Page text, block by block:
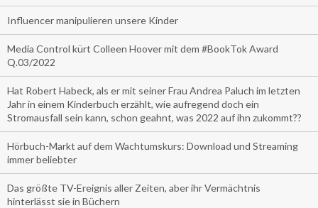
Influencer manipulieren unsere Kinder
Media Control kürt Colleen Hoover mit dem #BookTok Award
Q.03/2022
Hat Robert Habeck, als er mit seiner Frau Andrea Paluch im letzten
Jahr in einem Kinderbuch erzählt, wie aufregend doch ein
Stromausfall sein kann, schon geahnt, was 2022 auf ihn zukommt??
Hörbuch-Markt auf dem Wachtumskurs: Download und Streaming
immer beliebter
Das größte TV-Ereignis aller Zeiten, aber ihr Vermächtnis
hinterlässt sie in Büchern